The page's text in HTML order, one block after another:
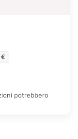
€
potrebbero